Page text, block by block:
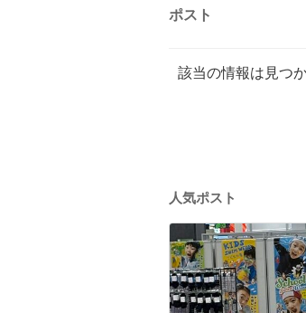
ポスト
該当の情報は見つ
人気ポスト